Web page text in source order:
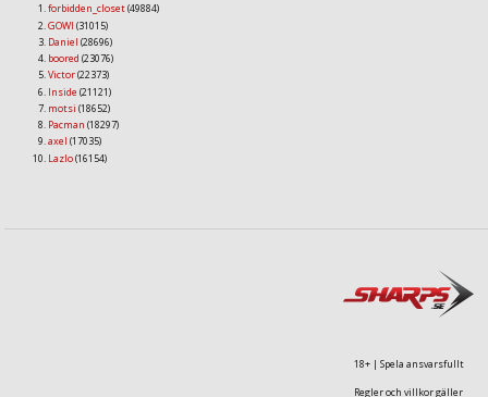
forbidden_closet(49884)
GOWI (31015)
Daniel (28696)
boored (23076)
Victor(22373)
Inside (21121)
motsi (18652)
Pacman (18297)
axel (17035)
Lazlo(16154)
18+ | Spela ansvarsfullt
Regler och villkor gäller